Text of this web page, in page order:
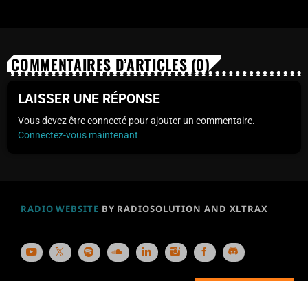
COMMENTAIRES D’ARTICLES (0)
LAISSER UNE RÉPONSE
Vous devez être connecté pour ajouter un commentaire.
Connectez-vous maintenant
RADIO WEBSITE BY RADIOSOLUTION AND XLTRAX